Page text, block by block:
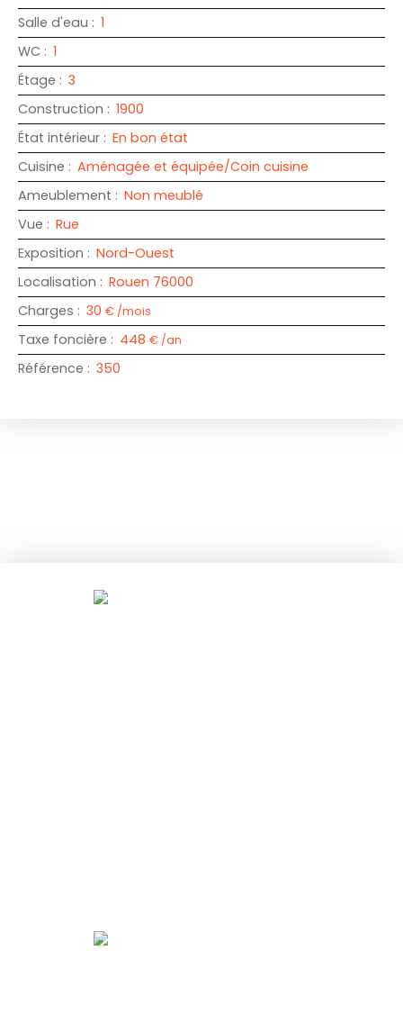
Salle d'eau : 1
WC : 1
Étage : 3
Construction : 1900
État intérieur : En bon état
Cuisine : Aménagée et équipée/Coin cuisine
Ameublement : Non meublé
Vue : Rue
Exposition : Nord-Ouest
Localisation : Rouen 76000
Charges : 30 € /mois
Taxe foncière : 448 € /an
Référence : 350